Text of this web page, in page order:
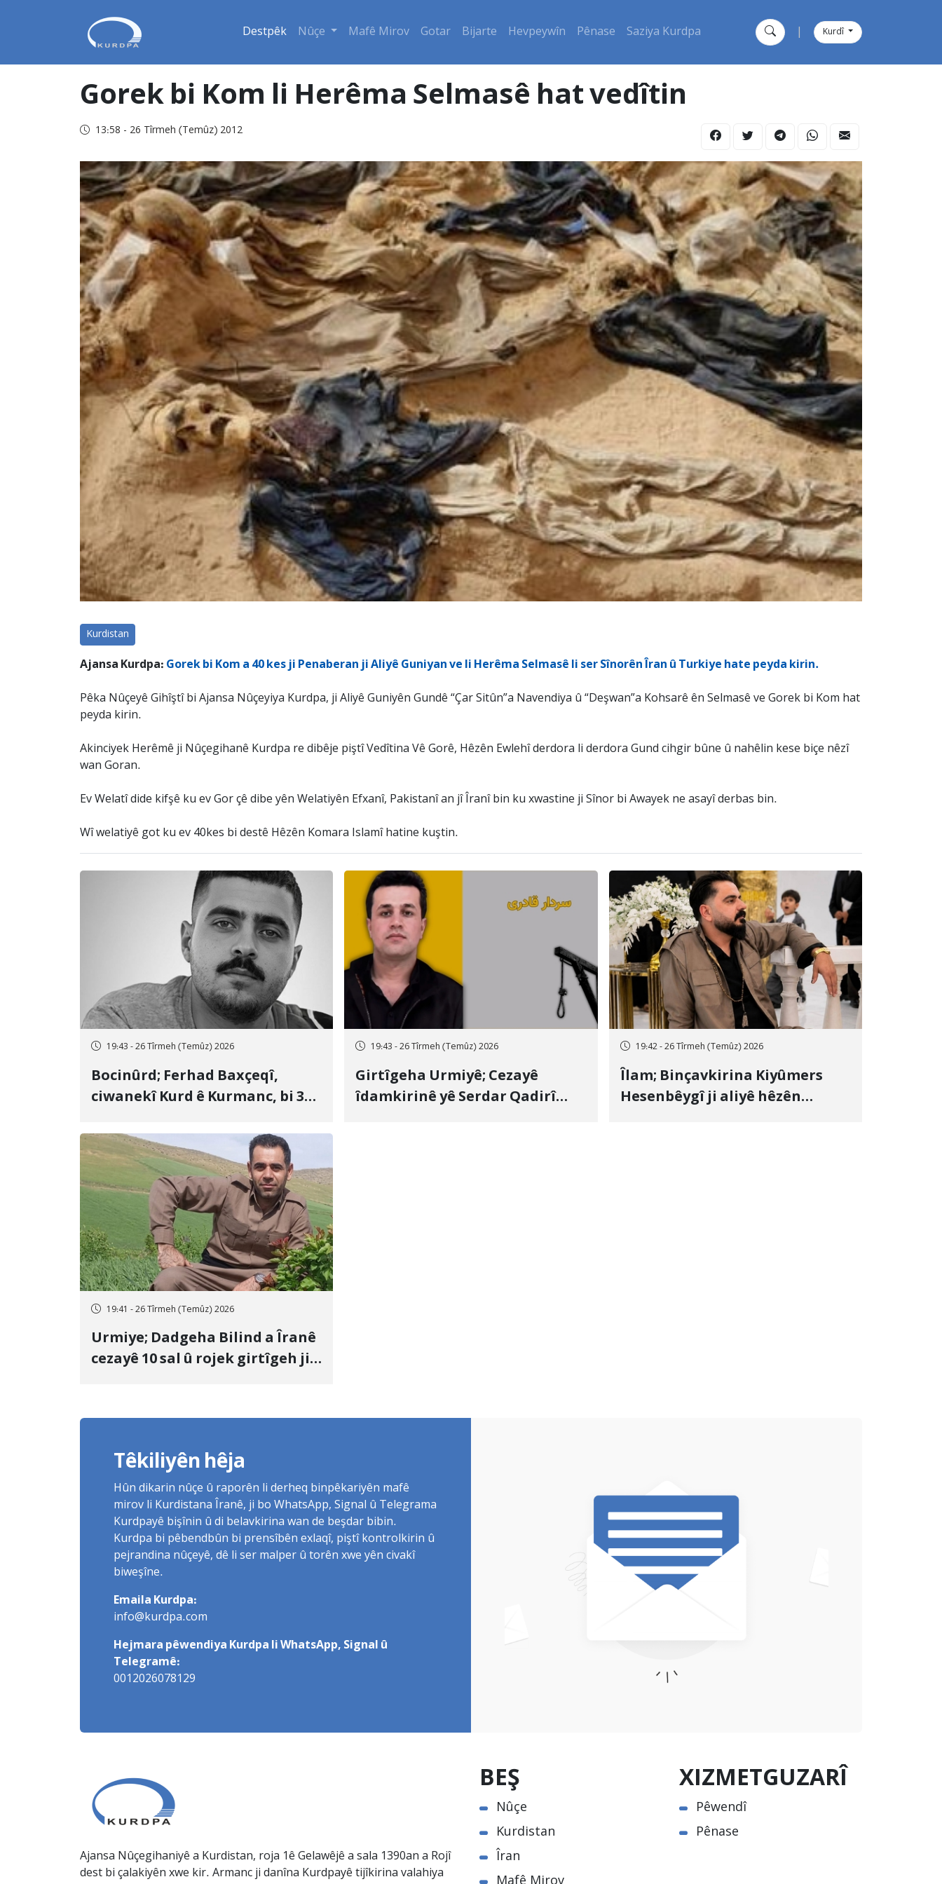
Destpêk Nûçe Mafê Mirov Gotar Bijarte Hevpeywîn Pênase Saziya Kurdpa Kurdî
Gorek bi Kom li Herêma Selmasê hat vedîtin
13:58 - 26 Tîrmeh (Temûz) 2012
Kurdistan
Ajansa Kurdpa: Gorek bi Kom a 40 kes ji Penaberan ji Aliyê Guniyan ve li Herêma Selmasê li ser Sînorên Îran û Turkiye hate peyda kirin.
Pêka Nûçeyê Gihîştî bi Ajansa Nûçeyiya Kurdpa, ji Aliyê Guniyên Gundê “Çar Sitûn”a Navendiya û “Deşwan”a Kohsarê ên Selmasê ve Gorek bi Kom hat
peyda kirin.
Akinciyek Herêmê ji Nûçegihanê Kurdpa re dibêje piştî Vedîtina Vê Gorê, Hêzên Ewlehî derdora li derdora Gund cihgir bûne û nahêlin kese biçe nêzî
wan Goran.
Ev Welatî dide kifşê ku ev Gor çê dibe yên Welatiyên Efxanî, Pakistanî an jî Îranî bin ku xwastine ji Sînor bi Awayek ne asayî derbas bin.
Wî welatiyê got ku ev 40kes bi destê Hêzên Komara Islamî hatine kuştin.
19:43 - 26 Tîrmeh (Temûz) 2026
Bocinûrd; Ferhad Baxçeqî,
ciwanekî Kurd ê Kurmanc, bi 3
cezakirin
19:43 - 26 Tîrmeh (Temûz) 2026
Girtîgeha Urmiyê; Cezayê
îdamkirinê yê Serdar Qadirî
19:42 - 26 Tîrmeh (Temûz) 2026
Îlam; Binçavkirina Kiyûmers
Hesenbêygî ji aliyê hêzên
19:41 - 26 Tîrmeh (Temûz) 2026
Urmiye; Dadgeha Bilind a Îranê
cezayê 10 sal û rojek girtîgeh ji
Têkiliyên hêja
Hûn dikarin nûçe û raporên li derheq binpêkariyên mafê
mirov li Kurdistana Îranê, ji bo WhatsApp, Signal û Telegrama
Kurdpayê bişînin û di belavkirina wan de beşdar bibin.
Kurdpa bi pêbendbûn bi prensîbên exlaqî, piştî kontrolkirin û
pejrandina nûçeyê, dê li ser malper û torên xwe yên civakî
biweşîne.
Emaila Kurdpa:
info@kurdpa.com
Hejmara pêwendiya Kurdpa li WhatsApp, Signal û
Telegramê:
0012026078129
Ajansa Nûçegihaniyê a Kurdistan, roja 1ê Gelawêjê a sala 1390an a Rojî
dest bi çalakiyên xwe kir. Armanc ji danîna Kurdpayê tijîkirina valahiya
BEŞ
Nûçe
Kurdistan
Îran
XIZMETGUZARÎ
Pêwendî
Pênase